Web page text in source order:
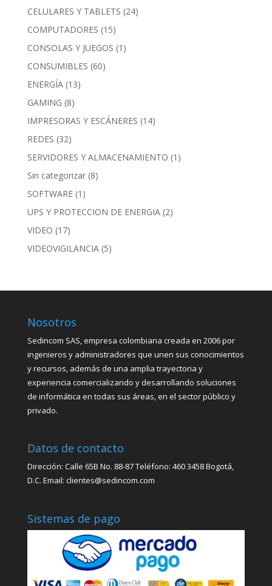
CELULARES Y TABLETS (24)
COMPUTADORES (15)
CONSOLAS Y JUEGOS (1)
CONSUMIBLES (60)
ENERGÍA (13)
GAMING (8)
IMPRESORAS Y ESCÁNERES (14)
REDES (32)
SERVIDORES Y ALMACENAMIENTO (1)
Sin categorizar (8)
SOFTWARE (1)
UPS Y PROTECCION DE ENERGIA (2)
VIDEO (17)
VIDEOVIGILANCIA (5)
Nosotros
Sedincom SAS, empresa colombiana creada en 2006 por
ingenieros y administradores que unen sus conocimientos
y recursos, además de una amplia trayectoria y
experiencia comercializando y desarrollando soluciones
de informática en todas sus áreas, en el sector público y
privado.
Datos de contacto
Dirección: Calle 65B No. 88-87 Teléfono: 460 3458 Bogotá,
D.C. Email: clientes@sedincom.com
Sistemas de pago